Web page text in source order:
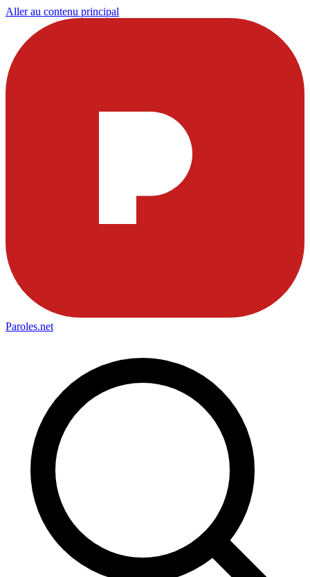
Aller au contenu principal
Paroles.net